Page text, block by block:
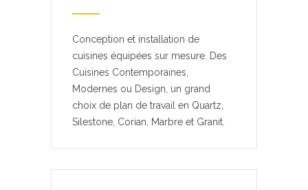
Conception et installation de
cuisines équipées sur mesure. Des
Cuisines Contemporaines,
Modernes ou Design, un grand
choix de plan de travail en Quartz,
Silestone, Corian, Marbre et Granit.